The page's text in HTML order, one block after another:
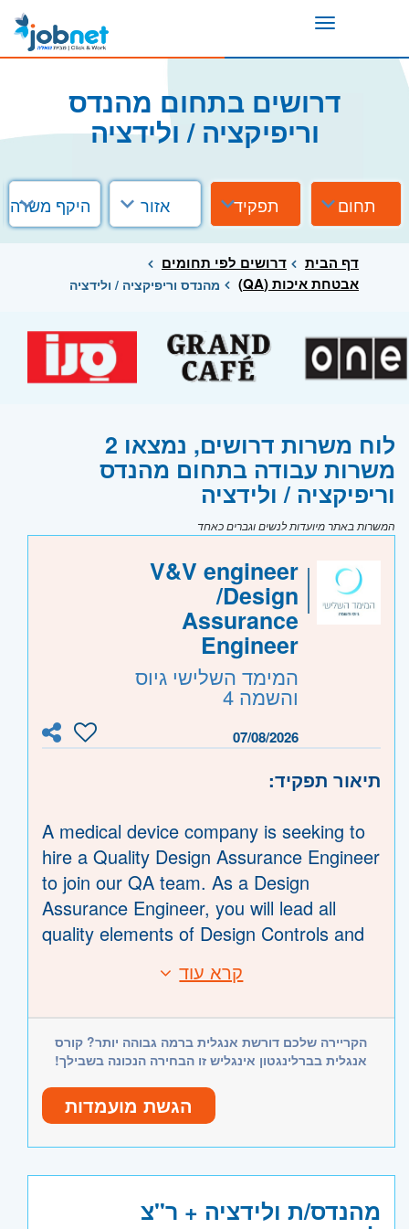
Toggle
דרושים בתחום מהנדס
וריפיקציה / ולידציה
תחום תפקיד אזור היקף משרה
דף הבית
דרושים לפי תחומים
אבטחת איכות (QA)
מהנדס וריפיקציה / ולידציה
לוח משרות דרושים, נמצאו 2
משרות עבודה בתחום מהנדס
וריפיקציה / ולידציה
המשרות באתר מיועדות לנשים וגברים כאחד
V&V engineer
/Design
Assurance
Engineer
המימד השלישי גיוס
והשמה 4
07/08/2026
תיאור תפקיד:
A medical device company is seeking to
hire a Quality Design Assurance Engineer
to join our QA team. As a Design
Assurance Engineer, you will lead all
quality elements of Design Controls and
introductions and sustaining/design
projects.
Responsibilities
Quality responsibility to verify that the
design and development process follows
the procedures and design and
creating, reviewing, and providing quality
At least 2-3 years of experience working
in a quality function in the medical device
industry – must.
At least 1 year of experience as a design
control engineer (preferred).
Prior hands-on experience in Verification
& Validation (V&V) activities within the
medical device industry – a significant
קוד משרה:JB-19736
קרא עוד
הקריירה שלכם דורשת אנגלית ברמה גבוהה יותר? קורס
אנגלית בברלינגטון אינגליש זו הבחירה הנכונה בשבילך!
הגשת מועמדות
מהנדס/ת ולידציה + ר"צ